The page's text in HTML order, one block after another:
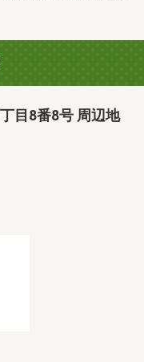
目8番8号 周辺地